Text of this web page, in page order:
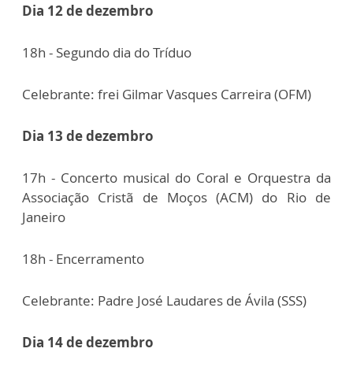
Dia 12 de dezembro
18h - Segundo dia do Tríduo
Celebrante: frei Gilmar Vasques Carreira (OFM)
Dia 13 de dezembro
17h - Concerto musical do Coral e Orquestra da
Associação Cristã de Moços (ACM) do Rio de
Janeiro
18h - Encerramento
Celebrante: Padre José Laudares de Ávila (SSS)
Dia 14 de dezembro